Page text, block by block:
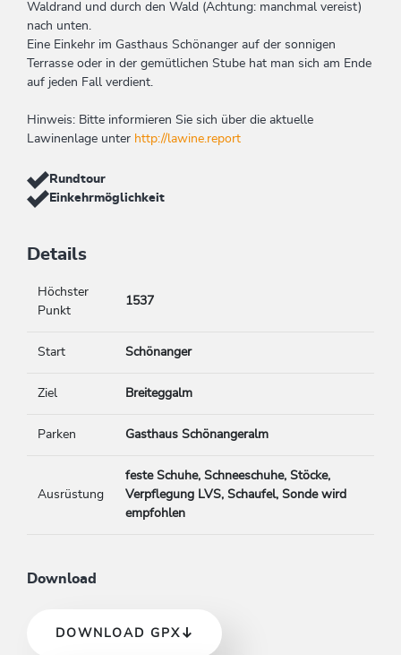
Waldrand und durch den Wald (Achtung: manchmal vereist)
nach unten.
Eine Einkehr im Gasthaus Schönanger auf der sonnigen
Terrasse oder in der gemütlichen Stube hat man sich am Ende
auf jeden Fall verdient.
Hinweis: Bitte informieren Sie sich über die aktuelle
Lawinenlage unter http://lawine.report
Rundtour
Einkehrmöglichkeit
Details
Höchster
Punkt
1537
Start Schönanger
Ziel Breiteggalm
Parken Gasthaus Schönangeralm
Ausrüstung
feste Schuhe, Schneeschuhe, Stöcke,
Verpflegung LVS, Schaufel, Sonde wird
empfohlen
Download
DOWNLOAD GPX